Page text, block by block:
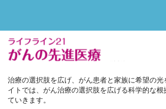
治療の選択肢を広げ、がん患者と家族に希望の光
イトでは、がん治療の選択肢を広げる科学的な
ていきます。